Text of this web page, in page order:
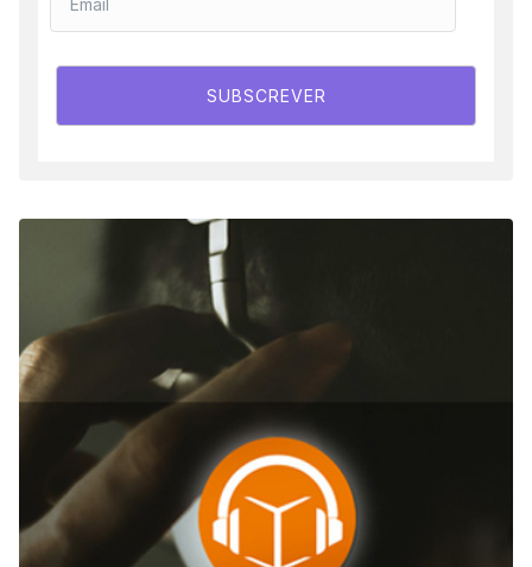
SUBSCREVER